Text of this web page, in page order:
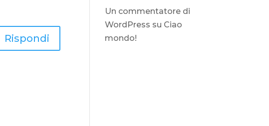
Rispondi
Un commentatore di
WordPress su Ciao
mondo!